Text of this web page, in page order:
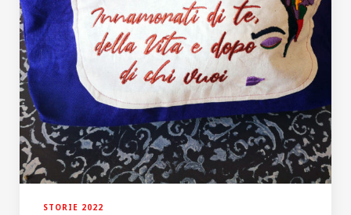
STORIE 2022